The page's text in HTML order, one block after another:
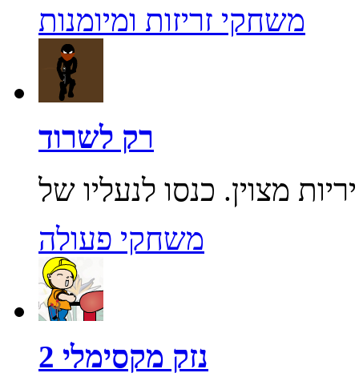
משחקי זריזות ומיומנות
רק לשרוד
משחקי פעולה
נזק מקסימלי 2